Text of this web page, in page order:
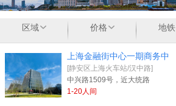
区域 价格 地铁
上海金融街中心一期商务中
[静安区上海火车站/汉中路]
中兴路1509号，近大统路
1-20人间